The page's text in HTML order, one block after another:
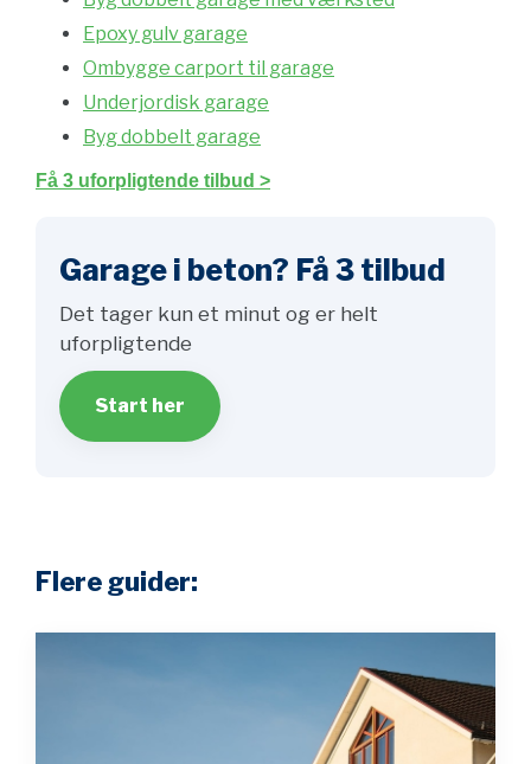
Epoxy gulv garage
Ombygge carport til garage
Underjordisk garage
Byg dobbelt garage
Få 3 uforpligtende tilbud >
Garage i beton? Få 3 tilbud
Det tager kun et minut og er helt
uforpligtende
Start her
Flere guider: